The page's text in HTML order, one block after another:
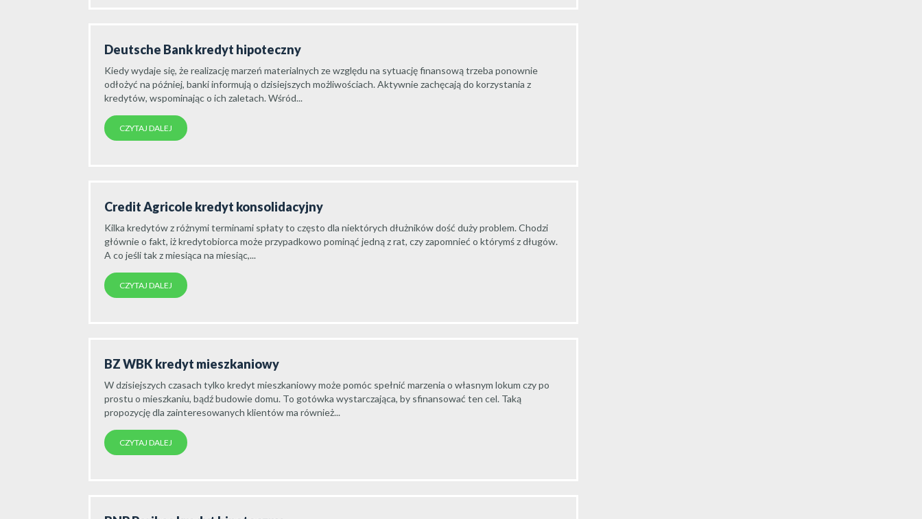
Deutsche Bank kredyt hipoteczny
Kiedy wydaje się, że realizację marzeń materialnych ze względu na sytuację finansową trzeba ponownie
odłożyć na później, banki informują o dzisiejszych możliwościach. Aktywnie zachęcają do korzystania z
kredytów, wspominając o ich zaletach. Wśród...
CZYTAJ DALEJ
Credit Agricole kredyt konsolidacyjny
Kilka kredytów z różnymi terminami spłaty to często dla niektórych dłużników dość duży problem. Chodzi
głównie o fakt, iż kredytobiorca może przypadkowo pominąć jedną z rat, czy zapomnieć o którymś z długów.
A co jeśli tak z miesiąca na miesiąc,...
CZYTAJ DALEJ
BZ WBK kredyt mieszkaniowy
W dzisiejszych czasach tylko kredyt mieszkaniowy może pomóc spełnić marzenia o własnym lokum czy po
prostu o mieszkaniu, bądź budowie domu. To gotówka wystarczająca, by sfinansować ten cel. Taką
propozycję dla zainteresowanych klientów ma również...
CZYTAJ DALEJ